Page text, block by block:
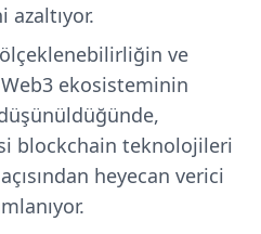
ve
ekosisteminin
blockchain teknolojileri
heyecan verici